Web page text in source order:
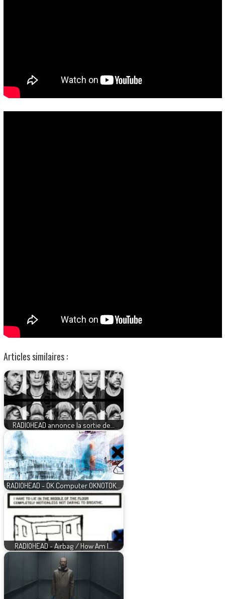
Articles similaires :
RADIOHEAD annonce la sortie de…
RADIOHEAD - OK Computer OKNOTOK…
RADIOHEAD - Airbag / How Am I…